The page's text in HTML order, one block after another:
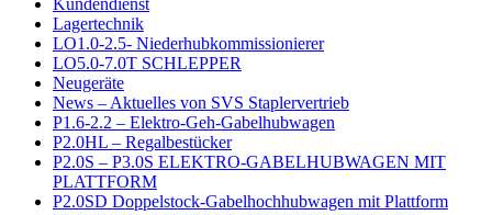
Kundendienst
Lagertechnik
LO1.0-2.5- Niederhubkommissionierer
LO5.0-7.0T SCHLEPPER
Neugeräte
News – Aktuelles von SVS Staplervertrieb
P1.6-2.2 – Elektro-Geh-Gabelhubwagen
P2.0HL – Regalbestücker
P2.0S – P3.0S ELEKTRO-GABELHUBWAGEN MIT
PLATTFORM
P2.0SD Doppelstock-Gabelhochhubwagen mit Plattform